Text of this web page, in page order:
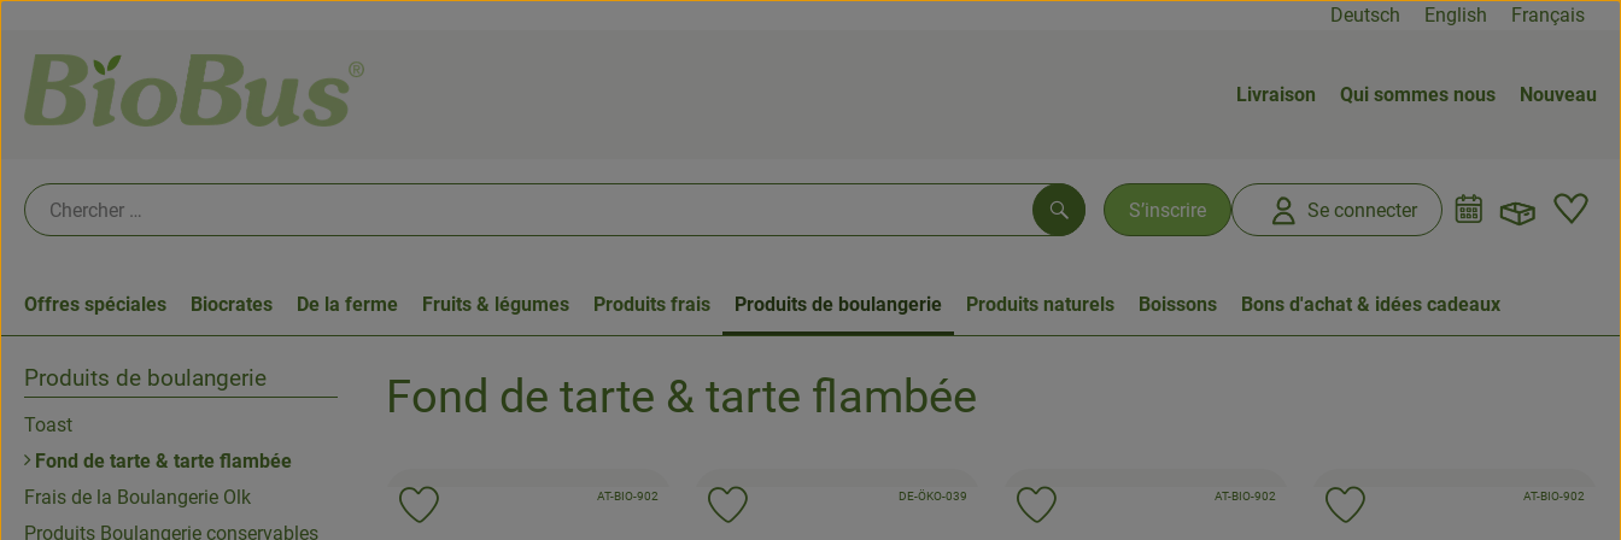
Deutsch English Français
Livraison Qui sommes nous Nouveau
S’inscrire Se connecter
Rechercher
Offres spéciales Biocrates De la ferme Fruits & légumes Produits frais Produits de boulangerie Produits naturels Boissons Bons d'achat & idées cadeaux
Produits de boulangerie
Toast
Fond de tarte & tarte flambée
Frais de la Boulangerie Olk
Produits Boulangerie conservables
Fond de tarte & tarte flambée
, Association:
, Autorité de contrôle:
AT-BIO-902 , Association:
, Autorité de contrôle:
DE-ÖKO-039 , Association:
, Autorité de contrôle:
AT-BIO-902 ,, Autorité de
AT-BIO-902